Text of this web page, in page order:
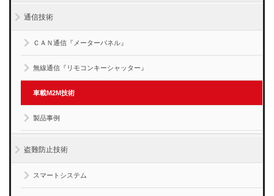
通信技術
ＣＡＮ通信『メーターパネル』
無線通信『リモコンキーシャッター』
車載M2M技術
製品事例
盗難防止技術
スマートシステム